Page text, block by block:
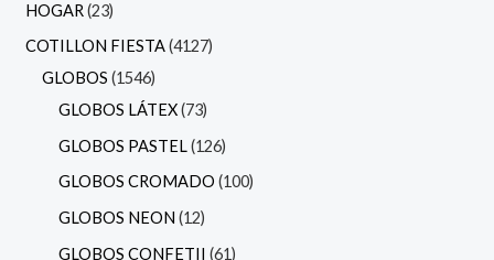
HOGAR 23
COTILLON FIESTA 4127
GLOBOS 1546
GLOBOS LÁTEX 73
GLOBOS PASTEL 126
GLOBOS CROMADO 100
GLOBOS NEON 12
GLOBOS CONFETII 61